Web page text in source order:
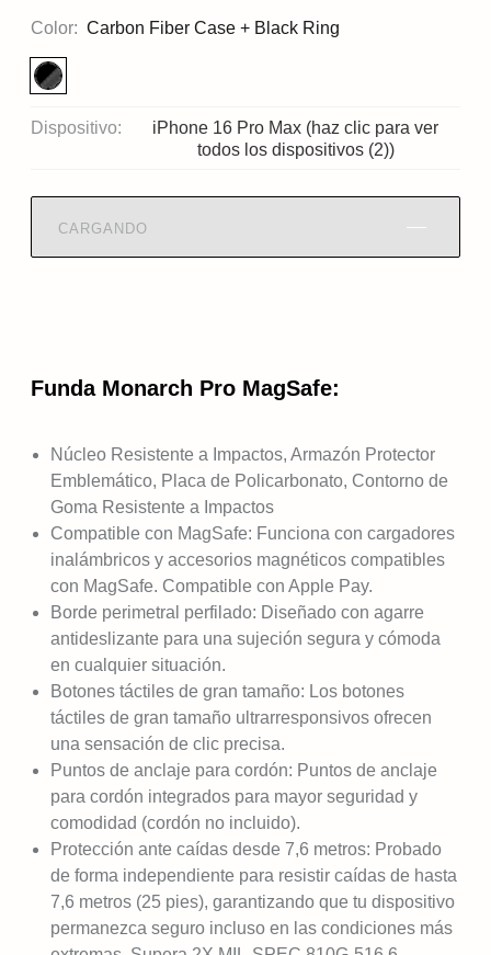
Color: Carbon Fiber Case + Black Ring
Dispositivo:
iPhone 16 Pro Max (haz clic para ver
todos los dispositivos (2))
CARGANDO
Funda Monarch Pro MagSafe:
Núcleo Resistente a Impactos, Armazón Protector
Emblemático, Placa de Policarbonato, Contorno de
Goma Resistente a Impactos
Compatible con MagSafe: Funciona con cargadores
inalámbricos y accesorios magnéticos compatibles
con MagSafe. Compatible con Apple Pay.
Borde perimetral perfilado: Diseñado con agarre
antideslizante para una sujeción segura y cómoda
en cualquier situación.
Botones táctiles de gran tamaño: Los botones
táctiles de gran tamaño ultrarresponsivos ofrecen
una sensación de clic precisa.
Puntos de anclaje para cordón: Puntos de anclaje
para cordón integrados para mayor seguridad y
comodidad (cordón no incluido).
Protección ante caídas desde 7,6 metros: Probado
de forma independiente para resistir caídas de hasta
7,6 metros (25 pies), garantizando que tu dispositivo
permanezca seguro incluso en las condiciones más